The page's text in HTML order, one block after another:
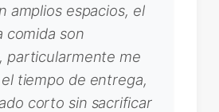
amplios espacios, el
comida son
particularmente me
tiempo de entrega,
corto sin sacrificar